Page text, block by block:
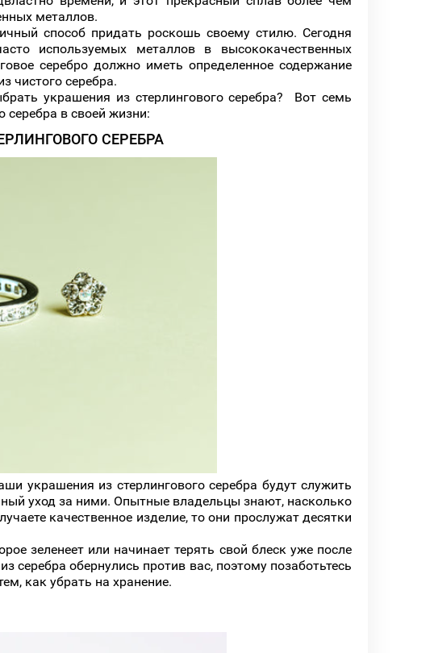
металлов.
способ придать роскошь своему стилю. Сегодня
используемых металлов в высококачественных
серебро должно иметь определенное содержание
чистого серебра.
украшения из стерлингового серебра? Вот семь
в своей жизни:
СЕРЕБРА
украшения из стерлингового серебра будут служить
уход за ними. Опытные владельцы знают, насколько
качественное изделие, то они прослужат десятки
зеленеет или начинает терять свой блеск уже после
обернулись против вас, поэтому позаботьтесь
как убрать на хранение.